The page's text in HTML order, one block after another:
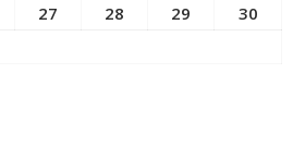
27 28 29
30